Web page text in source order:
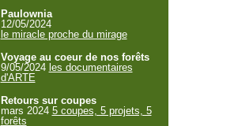
Paulownia
12/05/2024
le miracle proche du mirage
Voyage au coeur de nos forêts
9/05/2024 les documentaires
d'ARTE
Retours sur coupes
mars 2024 5 coupes, 5 projets, 5
forêts